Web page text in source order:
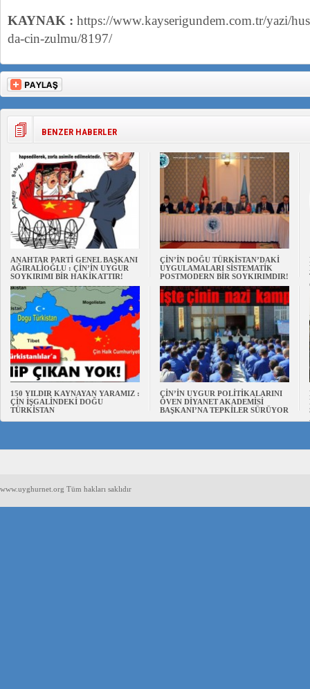
KAYNAK : https://www.kayserigundem.com.tr/yazi/
da-cin-zulmu/8197/
BENZER HABERLER
ANAHTAR PARTİ GENEL BAŞKANI
AĞIRALİOĞLU : ÇİN’İN UYGUR
SOYKIRIMI BİR HAKİKATTIR!
ÇİN’İN DOĞU TÜRKİSTAN’DAKİ
UYGULAMALARI SİSTEMATİK
POSTMODERN BİR SOYKIRIMDIR!
150 YILDIR KAYNAYAN YARAMIZ :
ÇİN İŞGALİNDEKİ DOĞU
TÜRKİSTAN
ÇİN’İN UYGUR POLİTİKALARINI
ÖVEN DİYANET AKADEMİSİ
BAŞKANI’NA TEPKİLER SÜRÜYOR
www.uyghurnet.org Tüm hakları saklıdır